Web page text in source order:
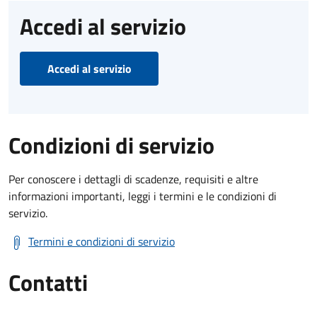
Accedi al servizio
Accedi al servizio
Condizioni di servizio
Per conoscere i dettagli di scadenze, requisiti e altre
informazioni importanti, leggi i termini e le condizioni di
servizio.
Termini e condizioni di servizio
Contatti